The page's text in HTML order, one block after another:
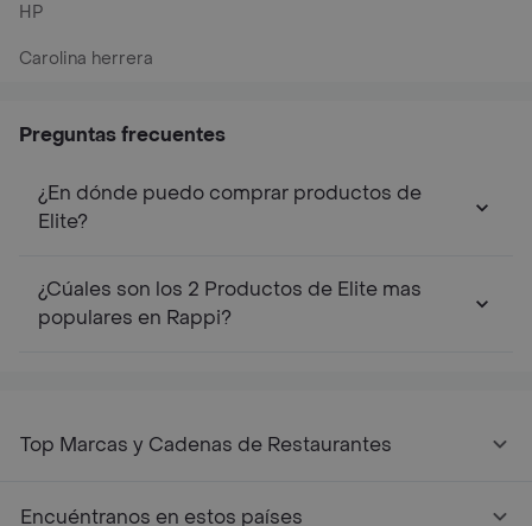
HP
Carolina herrera
Preguntas frecuentes
¿En dónde puedo comprar productos de
Elite?
¿Cúales son los 2 Productos de Elite mas
populares en Rappi?
Top Marcas y Cadenas de Restaurantes
Encuéntranos en estos países